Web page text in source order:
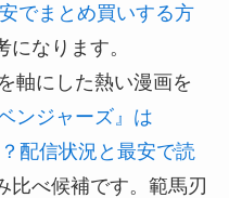
でまとめ買いする方
になります。
軸にした熱い漫画を
ンジャーズ』は
配信状況と最安で読
比べ候補です。範馬刃